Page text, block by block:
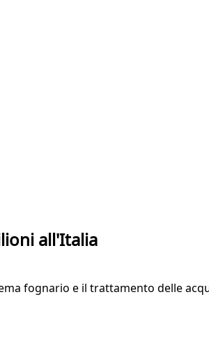
all'Italia
fognario e il trattamento delle